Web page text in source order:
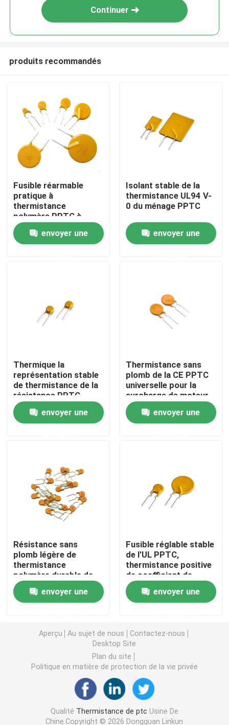
À la maison
Produits
Visite de l'usine
Contrôle de la qualité
Nous contacter
Nouvelles
Thermistance de ptc
Puce de chauffage PTC
Thermistors NTC
Thermistance de SMD NTC
Capteur de température de NTC
Varistance CMS
Continuer
produits recommandés
Fusible réarmable
pratique à
thermistance
polymère PPTC à
haute molécule
envoyer une
Isolant stable de la
thermistance UL94 V-
0 du ménage PPTC
envoyer une
Thermique la
représentation stable
de thermistance de la
résistance PPTC
pratique
envoyer une
Thermistance sans
plomb de la CE PPTC
universelle pour la
surcharge de moteur
envoyer une
Résistance sans
plomb légère de
thermistance
polymère durable de
PPTC basse
envoyer une
Fusible réglable stable
de l'UL PPTC,
thermistance positive
de coefficient de
température de
polymèreenvoyer une
Aperçu Au sujet de nous
Contactez-nous
Desktop Site
Plan du site
Politique en matière de protection de la vie privée
Qualité Thermistance de ptc Usine De
Chine.Copyright © 2026 Dongguan Linkun